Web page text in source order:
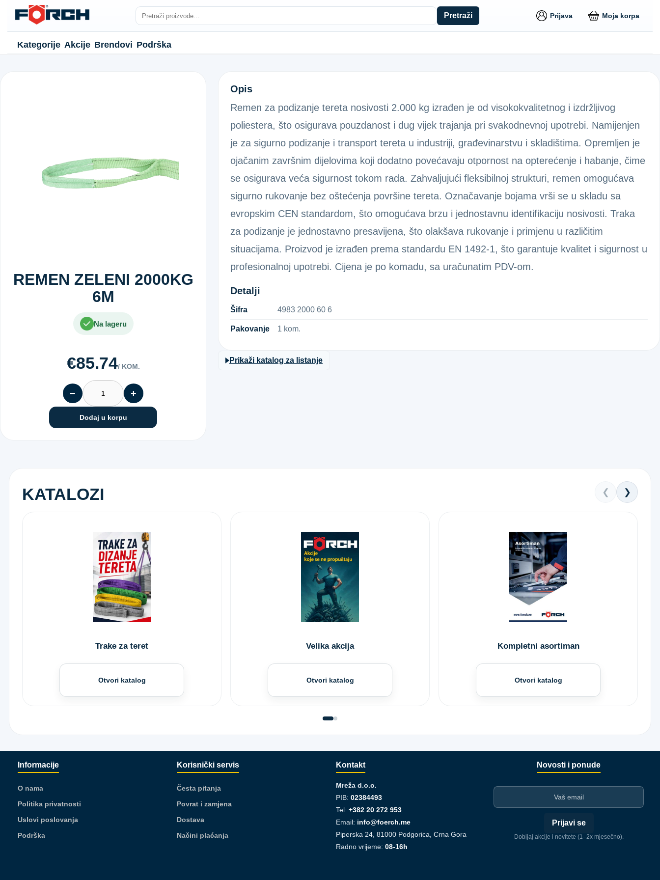
Pretraži Prijava Moja korpa
Kategorije Akcije Brendovi Podrška
REMEN ZELENI 2000KG
6M
Na lageru
€85.74/ KOM.
− +
Dodaj u korpu
REMEN ZELENI 2000KG 6M
Opis
Remen za podizanje tereta nosivosti 2.000 kg izrađen je od visokokvalitetnog i izdržljivog
poliestera, što osigurava pouzdanost i dug vijek trajanja pri svakodnevnoj upotrebi. Namijenjen
je za sigurno podizanje i transport tereta u industriji, građevinarstvu i skladištima. Opremljen je
ojačanim završnim dijelovima koji dodatno povećavaju otpornost na opterećenje i habanje, čime
se osigurava veća sigurnost tokom rada. Zahvaljujući fleksibilnoj strukturi, remen omogućava
sigurno rukovanje bez oštećenja površine tereta. Označavanje bojama vrši se u skladu sa
evropskim CEN standardom, što omogućava brzu i jednostavnu identifikaciju nosivosti. Traka
za podizanje je jednostavno presavijena, što olakšava rukovanje i primjenu u različitim
situacijama. Proizvod je izrađen prema standardu EN 1492-1, što garantuje kvalitet i sigurnost u
profesionalnoj upotrebi. Cijena je po komadu, sa uračunatim PDV-om.
Detalji
Šifra 4​9​8​3​ ​2​0​0​0​ ​6​0​ ​6​
Pakovanje 1 kom.
Prikaži katalog za listanje
KATALOZI ❮ ❯
Trake za teret
Otvori katalog
Velika akcija
Otvori katalog
Kompletni asortiman
Otvori katalog
Informacije
O nama
Politika privatnosti
Uslovi poslovanja
Podrška
Korisnički servis
Česta pitanja
Povrat i zamjena
Dostava
Načini plaćanja
Kontakt
Mreža d.o.o.
PIB: 02384493
Tel: +382 20 272 953
Email: info@foerch.me
Piperska 24, 81000 Podgorica, Crna Gora
Radno vrijeme: 08-16h
Novosti i ponude
Prijavi se
Dobijaj akcije i novitete (1–2x mjesečno).